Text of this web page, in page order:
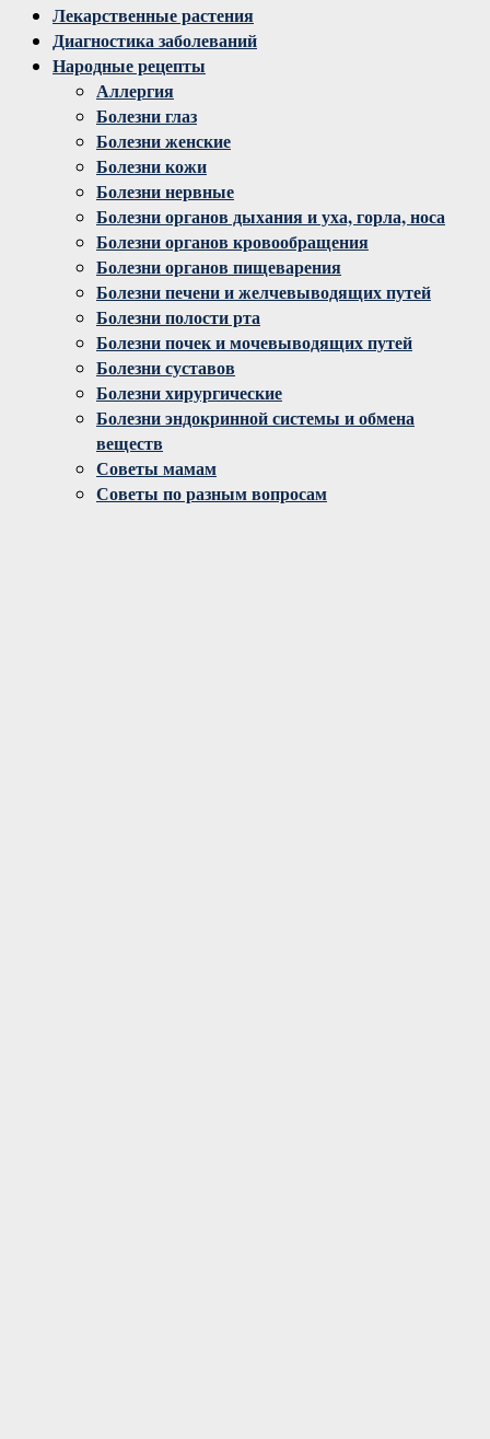
Facebook
Twitter
Instagram
YoutubeЛекарственные растения
Диагностика заболеваний
Народные рецепты
Аллергия
Болезни глаз
Болезни женские
Болезни кожи
Болезни нервные
Болезни органов дыхания и уха, горла, носа
Болезни органов кровообращения
Болезни органов пищеварения
Болезни печени и желчевыводящих путей
Болезни полости рта
Болезни почек и мочевыводящих путей
Болезни суставов
Болезни хирургические
Болезни эндокринной системы и обмена
веществ
Советы мамам
Советы по разным вопросам